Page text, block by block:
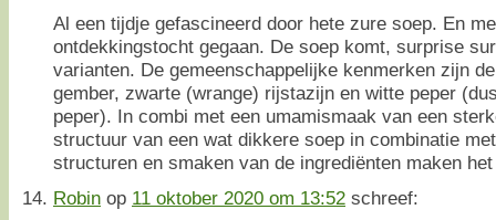
Al een tijdje gefascineerd door hete zure soep. En
ontdekkingstocht gegaan. De soep komt, surprise
varianten. De gemeenschappelijke kenmerken zijn
gember, zwarte (wrange) rijstazijn en witte peper
peper). In combi met een umamismaak van een
structuur van een wat dikkere soep in combinatie
structuren en smaken van de ingrediënten maken
Robin op 11 oktober 2020 om 13:52 schreef: